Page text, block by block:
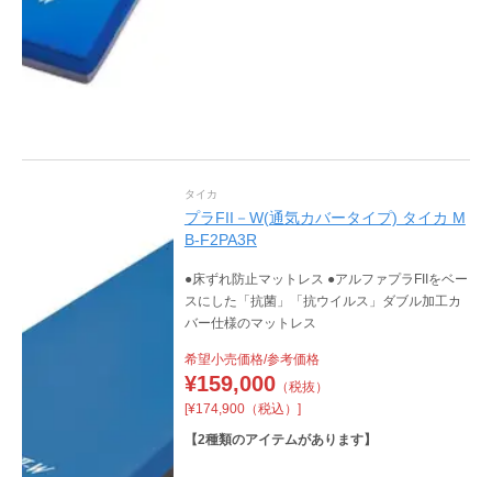
タイカ
プラFII－W(通気カバータイプ) タイカ M
B-F2PA3R
●床ずれ防止マットレス ●アルファプラFIIをベー
スにした「抗菌」「抗ウイルス」ダブル加工カ
バー仕様のマットレス
希望小売価格/参考価格
¥159,000（税抜）
[¥174,900（税込）]
【2種類のアイテムがあります】